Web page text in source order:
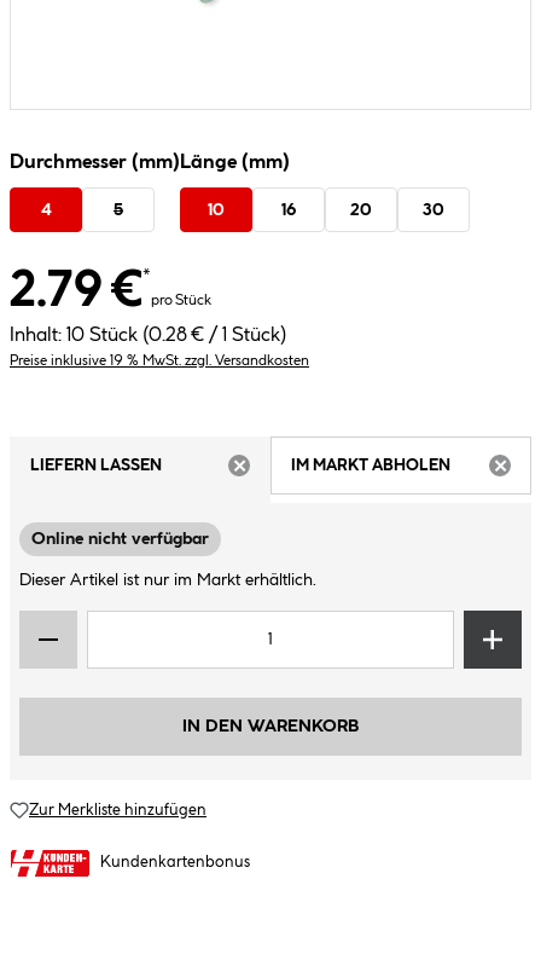
Durchmesser (mm)
4 5
Länge (mm)
10 16 20 30
2.79 €*
pro Stück
Inhalt: 10 Stück (0.28 € / 1 Stück)
Preise inklusive 19 % MwSt. zzgl. Versandkosten
LIEFERN LASSEN
IM MARKT ABHOLEN
Online nicht verfügbar
Dieser Artikel ist nur im Markt erhältlich.
IN DEN WARENKORB
Zur Merkliste hinzufügen
Kundenkartenbonus